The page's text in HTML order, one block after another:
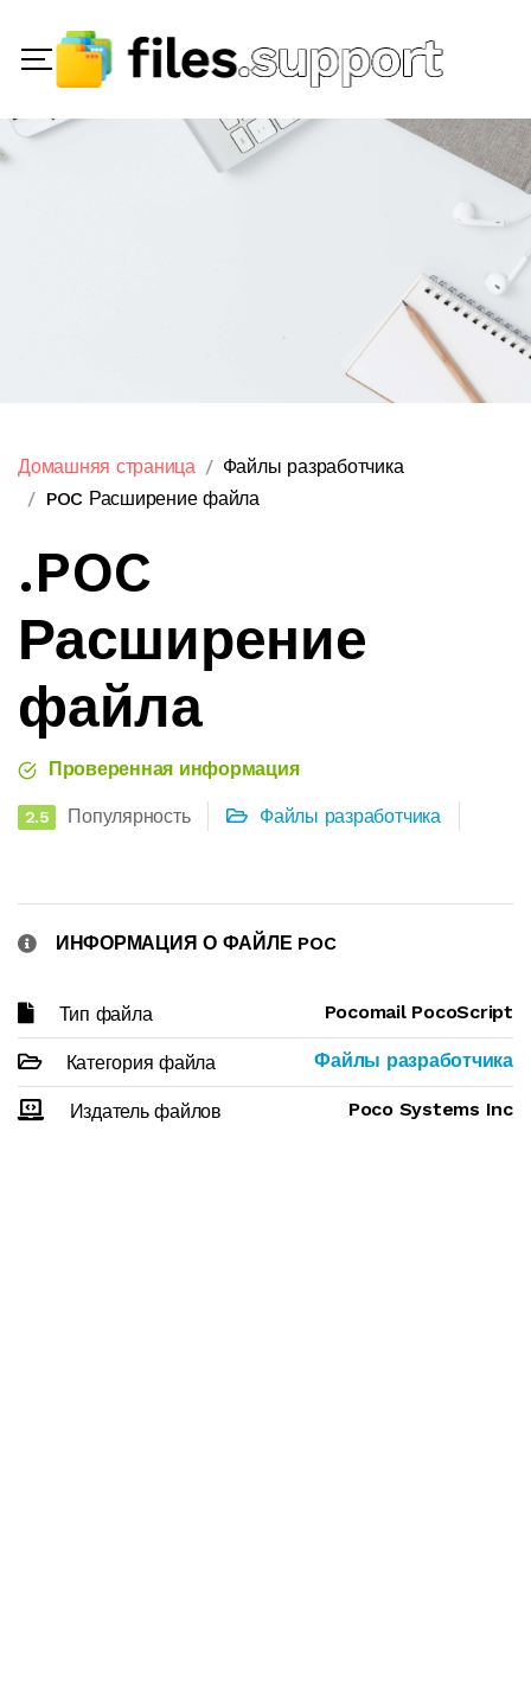
Домашняя страница
Файлы разработчика
POC Расширение файла
.POC
Расширение
файла
Проверенная информация
2.5 Популярность Файлы разработчика
ИНФОРМАЦИЯ О ФАЙЛЕ POC
Тип файла Pocomail PocoScript
Категория файла Файлы разработчика
Издатель файлов Poco Systems Inc